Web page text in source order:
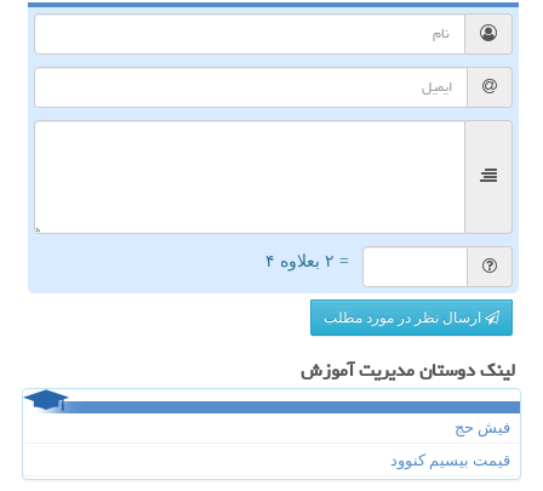
= ۲ بعلاوه ۴
ارسال نظر در مورد مطلب
لینک دوستان مدیریت آموزش
فیش حج
قیمت بیسیم کنوود